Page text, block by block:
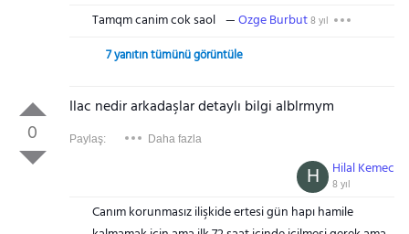
Tamqm canim cok saol Ozge Burbut8 yıl
7 yanıtın tümünü görüntüle
0
Ilac nedir arkadaşlar detaylı bilgi alblrmym
Paylaş: Daha fazla
Hilal Kemec
8 yıl
H
Canım korunmasız ilişkide ertesi gün hapı hamile